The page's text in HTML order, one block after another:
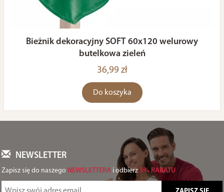
Bieżnik dekoracyjny SOFT 60x120 welurowy
butelkowa zieleń
36,99 zł
Do koszyka
NEWSLETTER
Zapisz się do naszego NEWSLETTERA i odbierz 5% RABATU